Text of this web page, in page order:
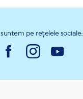
suntem pe rețelele sociale: